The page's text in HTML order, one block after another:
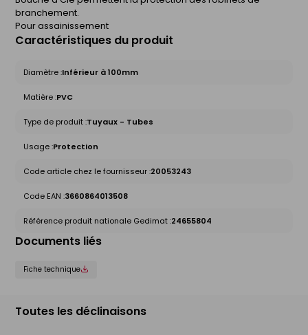
branchement.
Pour assainissement
Caractéristiques du produit
Diamètre :Inférieur à 100mm
Matière :PVC
Type de produit :Tuyaux - Tubes
Usage :Protection
Code article chez le fournisseur :20053243
Code EAN :3660864013508
Référence produit nationale Gedimat :24655804
Documents liés
Fiche technique
Toutes les déclinaisons